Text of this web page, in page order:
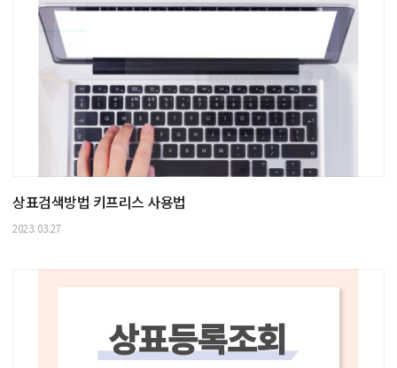
상표검색방법 키프리스 사용법
2023.03.27